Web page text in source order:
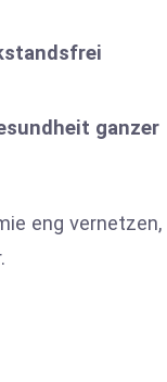
ganzer
eng vernetzen,